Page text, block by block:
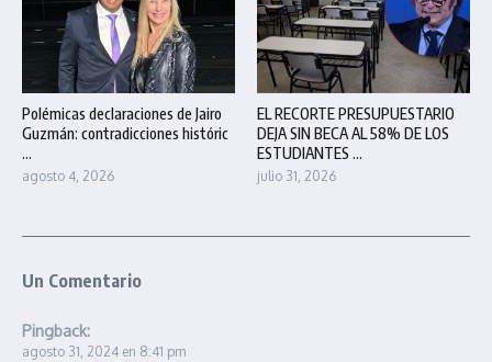
Polémicas declaraciones de Jairo
Guzmán: contradicciones históric
...
agosto 4, 2026
EL RECORTE PRESUPUESTARIO
DEJA SIN BECA AL 58% DE LOS
ESTUDIANTES ...
julio 31, 2026
Un Comentario
Pingback:
agosto 31, 2024 en 8:41 pm